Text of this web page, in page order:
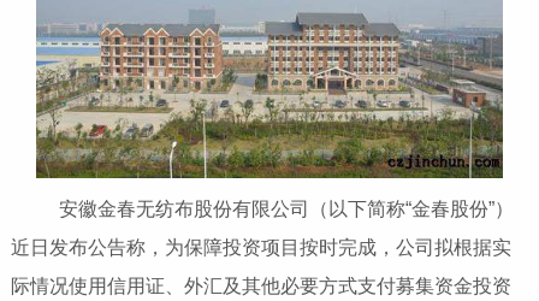
安徽金春无纺布股份有限公司（以下简称“金春股份”）
近日发布公告称，为保障投资项目按时完成，公司拟根据实
际情况使用信用证、外汇及其他必要方式支付募集资金投资